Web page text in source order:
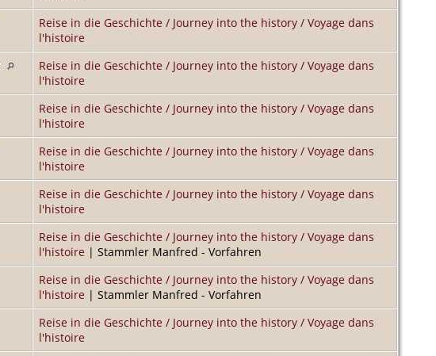
Reise in die Geschichte / Journey into the history / Voyage dans
l'histoire
Reise in die Geschichte / Journey into the history / Voyage dans
l'histoire
Reise in die Geschichte / Journey into the history / Voyage dans
l'histoire
Reise in die Geschichte / Journey into the history / Voyage dans
l'histoire
Reise in die Geschichte / Journey into the history / Voyage dans
l'histoire
Reise in die Geschichte / Journey into the history / Voyage dans
l'histoire | Stammler Manfred - Vorfahren
Reise in die Geschichte / Journey into the history / Voyage dans
l'histoire | Stammler Manfred - Vorfahren
Reise in die Geschichte / Journey into the history / Voyage dans
l'histoire